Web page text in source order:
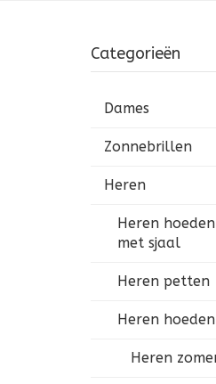
Categorieën
Dames
Zonnebrillen
Heren
Heren
met sjaal
Heren petten
Heren hoeden
Heren